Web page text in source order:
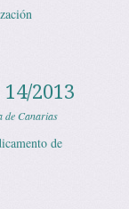
2013
de Canarias
de